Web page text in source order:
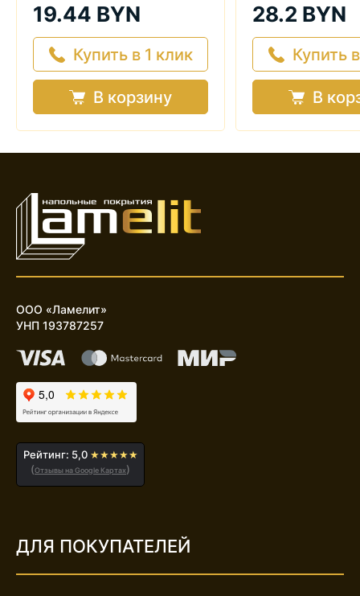
19.44 BYN
Купить в 1 клик
В корзину
28.2 BYN
Купить
В
ООО «Ламелит»
УНП 193787257
Рейтинг: 5,0 ★★★★★
(Отзывы на Google Картах)
ДЛЯ ПОКУПАТЕЛЕЙ